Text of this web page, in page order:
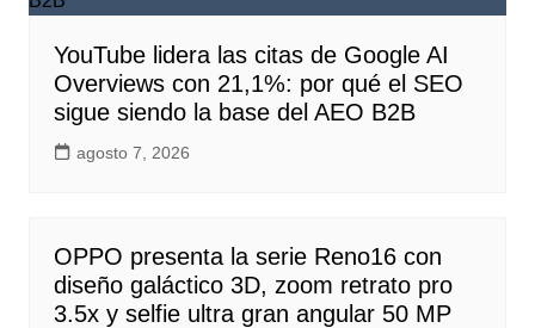
YouTube lidera las citas de Google AI
Overviews con 21,1%: por qué el SEO
sigue siendo la base del AEO B2B
agosto 7, 2026
OPPO presenta la serie Reno16 con
diseño galáctico 3D, zoom retrato pro
3.5x y selfie ultra gran angular 50 MP